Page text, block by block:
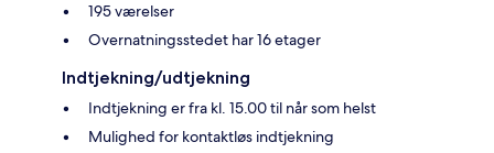
195 værelser
Overnatningsstedet har 16 etager
Indtjekning/udtjekning
Indtjekning er fra kl. 15.00 til når som helst
Mulighed for kontaktløs indtjekning